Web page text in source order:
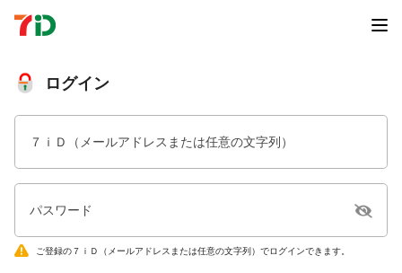
ログイン
７ｉＤ（メールアドレスまたは任意の文字列）
パスワード
ご登録の７ｉＤ（メールアドレスまたは任意の文字列）でログインできます。